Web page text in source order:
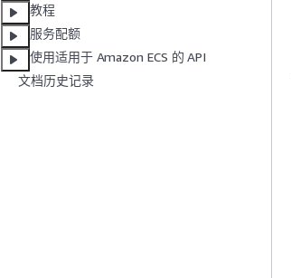
教程
服务配额
使用适用于 Amazon ECS 的 API
文档历史记录